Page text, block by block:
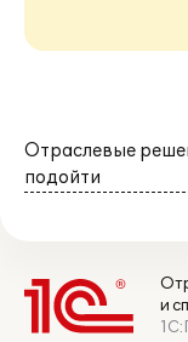
Отраслевые
подойти
и